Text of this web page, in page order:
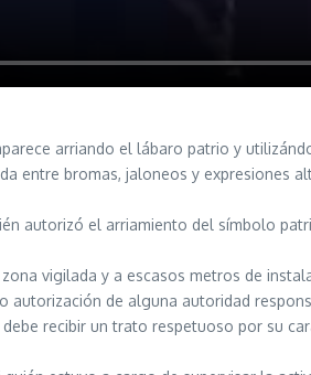
arriando el lábaro patrio y
entre bromas, jaloneos y expresiones
autorizó el arriamiento del símbolo
vigilada y a escasos metros de
autorización de alguna autoridad
recibir un trato respetuoso por su